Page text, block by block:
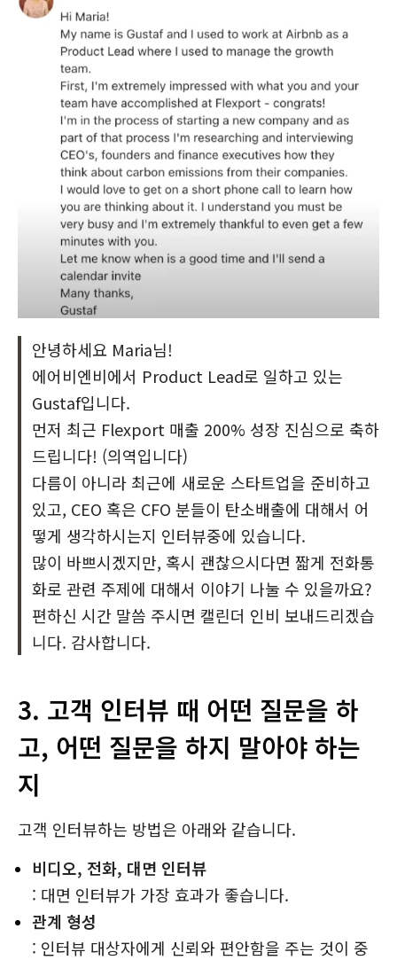
안녕하세요 Maria님!
에어비엔비에서 Product Lead로 일하고 있는
Gustaf입니다.
먼저 최근 Flexport 매출 200% 성장 진심으로 축하
드립니다! (의역입니다)
다름이 아니라 최근에 새로운 스타트업을 준비하고
있고, CEO 혹은 CFO 분들이 탄소배출에 대해서 어
떻게 생각하시는지 인터뷰중에 있습니다.
많이 바쁘시겠지만, 혹시 괜찮으시다면 짧게 전화통
화로 관련 주제에 대해서 이야기 나눌 수 있을까요?
편하신 시간 말씀 주시면 캘린더 인비 보내드리겠습
니다. 감사합니다.
3. 고객 인터뷰 때 어떤 질문을 하
고, 어떤 질문을 하지 말아야 하는
지
고객 인터뷰하는 방법은 아래와 같습니다.
비디오, 전화, 대면 인터뷰
: 대면 인터뷰가 가장 효과가 좋습니다.
관계 형성
: 인터뷰 대상자에게 신뢰와 편안함을 주는 것이 중